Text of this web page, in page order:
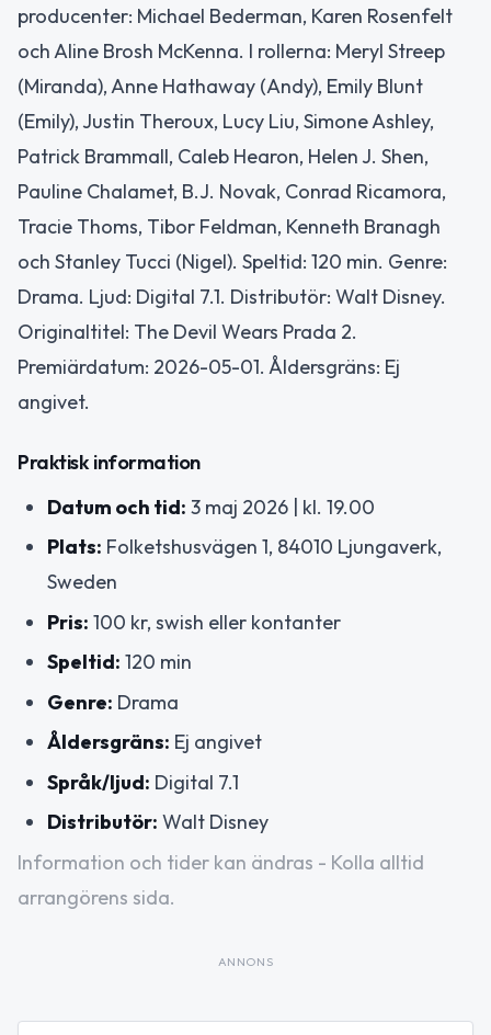
producenter: Michael Bederman, Karen Rosenfelt
och Aline Brosh McKenna. I rollerna: Meryl Streep
(Miranda), Anne Hathaway (Andy), Emily Blunt
(Emily), Justin Theroux, Lucy Liu, Simone Ashley,
Patrick Brammall, Caleb Hearon, Helen J. Shen,
Pauline Chalamet, B.J. Novak, Conrad Ricamora,
Tracie Thoms, Tibor Feldman, Kenneth Branagh
och Stanley Tucci (Nigel). Speltid: 120 min. Genre:
Drama. Ljud: Digital 7.1. Distributör: Walt Disney.
Originaltitel: The Devil Wears Prada 2.
Premiärdatum: 2026-05-01. Åldersgräns: Ej
angivet.
Praktisk information
Datum och tid: 3 maj 2026 | kl. 19.00
Plats: Folketshusvägen 1, 84010 Ljungaverk,
Sweden
Pris: 100 kr, swish eller kontanter
Speltid: 120 min
Genre: Drama
Åldersgräns: Ej angivet
Språk/ljud: Digital 7.1
Distributör: Walt Disney
Information och tider kan ändras - Kolla alltid
arrangörens sida.
ANNONS